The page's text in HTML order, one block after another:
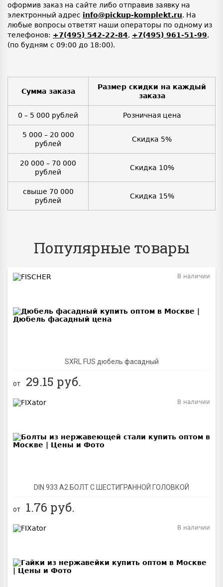
оформив заказ на сайте либо отправив заявку на
электронный адрес info@pickup-komplekt.ru. На
любые вопросы ответят наши операторы по одному из
телефонов: +7(495) 542-22-84, +7(495) 961-51-99,
(по будням с 09:00 до 18:00).
Сумма заказа
Размер скидки на каждый
заказа
0 – 5 000 рублей Розничная цена
5 000 – 20 000
рублей
Скидка 5%
20 000 – 70 000
рублей
Скидка 10%
свыше 70 000
рублей
Скидка 15%
Популярные товары
SXRL FUS дюбель фасадный
В наличии
от 29.15 руб.
DIN 933 А2 БОЛТ С ШЕСТИГРАННОЙ ГОЛОВКОЙ
В наличии
от 1.76 руб.
В наличии